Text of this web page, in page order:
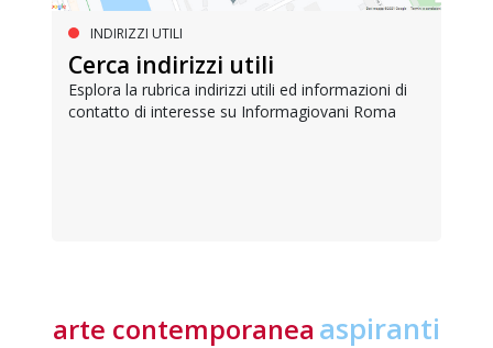
INDIRIZZI UTILI
Cerca indirizzi utili
Esplora la rubrica indirizzi utili ed informazioni di
contatto di interesse su Informagiovani Roma
arte contemporanea aspiranti